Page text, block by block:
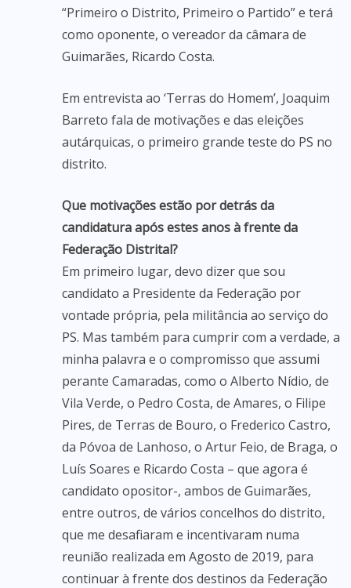
“Primeiro o Distrito, Primeiro o Partido” e terá
como oponente, o vereador da câmara de
Guimarães, Ricardo Costa.
Em entrevista ao ‘Terras do Homem’, Joaquim
Barreto fala de motivações e das eleições
autárquicas, o primeiro grande teste do PS no
distrito.
Que motivações estão por detrás da
candidatura após estes anos à frente da
Federação Distrital?
Em primeiro lugar, devo dizer que sou
candidato a Presidente da Federação por
vontade própria, pela militância ao serviço do
PS. Mas também para cumprir com a verdade, a
minha palavra e o compromisso que assumi
perante Camaradas, como o Alberto Nídio, de
Vila Verde, o Pedro Costa, de Amares, o Filipe
Pires, de Terras de Bouro, o Frederico Castro,
da Póvoa de Lanhoso, o Artur Feio, de Braga, o
Luís Soares e Ricardo Costa – que agora é
candidato opositor-, ambos de Guimarães,
entre outros, de vários concelhos do distrito,
que me desafiaram e incentivaram numa
reunião realizada em Agosto de 2019, para
continuar à frente dos destinos da Federação